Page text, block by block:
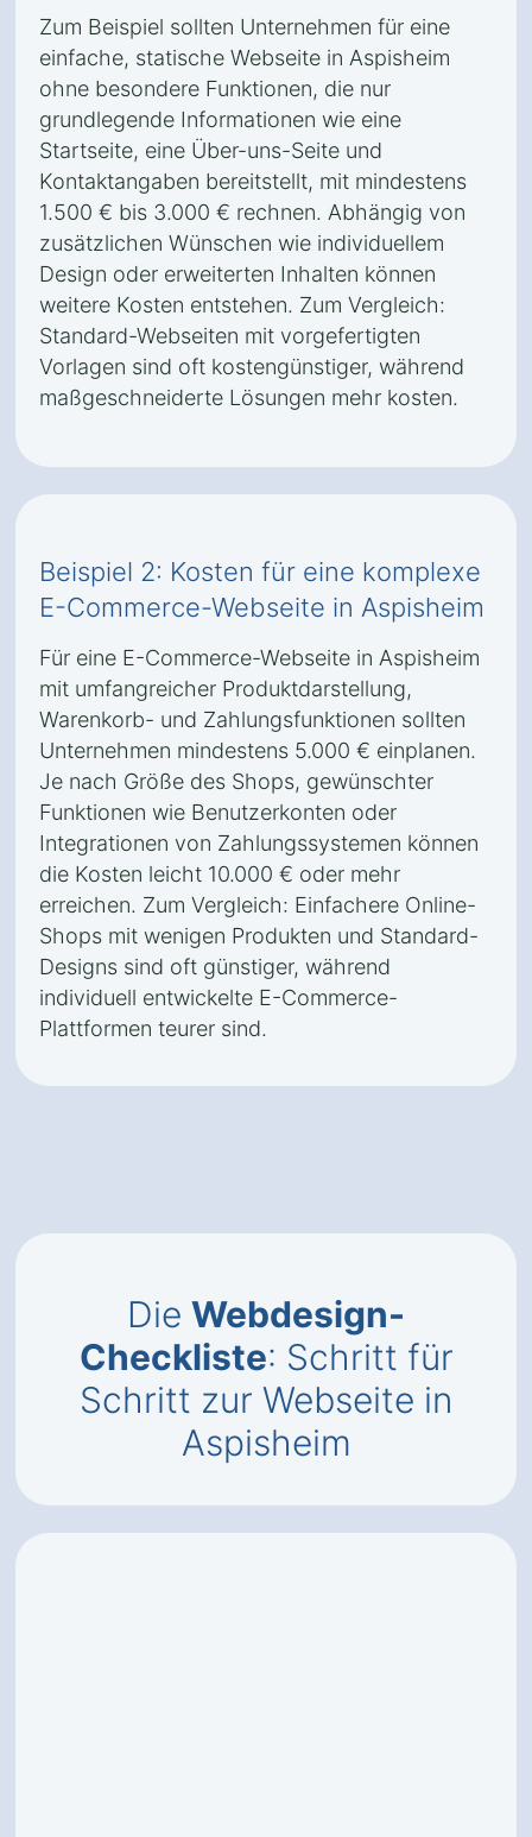
Zum Beispiel sollten Unternehmen für eine
einfache, statische Webseite in Aspisheim
ohne besondere Funktionen, die nur
grundlegende Informationen wie eine
Startseite, eine Über-uns-Seite und
Kontaktangaben bereitstellt, mit mindestens
1.500 € bis 3.000 € rechnen. Abhängig von
zusätzlichen Wünschen wie individuellem
Design oder erweiterten Inhalten können
weitere Kosten entstehen. Zum Vergleich:
Standard-Webseiten mit vorgefertigten
Vorlagen sind oft kostengünstiger, während
maßgeschneiderte Lösungen mehr kosten.
Beispiel 2: Kosten für eine komplexe
E-Commerce-Webseite in Aspisheim
Für eine E-Commerce-Webseite in Aspisheim
mit umfangreicher Produktdarstellung,
Warenkorb- und Zahlungsfunktionen sollten
Unternehmen mindestens 5.000 € einplanen.
Je nach Größe des Shops, gewünschter
Funktionen wie Benutzerkonten oder
Integrationen von Zahlungssystemen können
die Kosten leicht 10.000 € oder mehr
erreichen. Zum Vergleich: Einfachere Online-
Shops mit wenigen Produkten und Standard-
Designs sind oft günstiger, während
individuell entwickelte E-Commerce-
Plattformen teurer sind.
Die Webdesign-
Checkliste: Schritt für
Schritt zur Webseite in
Aspisheim